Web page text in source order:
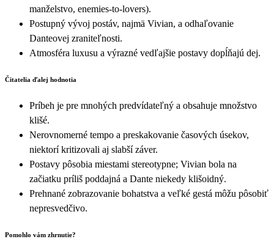
manželstvo, enemies-to-lovers).
Postupný vývoj postáv, najmä Vivian, a odhaľovanie
Danteovej zraniteľnosti.
Atmosféra luxusu a výrazné vedľajšie postavy dopĺňajú dej.
Čitatelia ďalej hodnotia
Príbeh je pre mnohých predvídateľný a obsahuje množstvo
klišé.
Nerovnomerné tempo a preskakovanie časových úsekov,
niektorí kritizovali aj slabší záver.
Postavy pôsobia miestami stereotypne; Vivian bola na
začiatku príliš poddajná a Dante niekedy klišoidný.
Prehnané zobrazovanie bohatstva a veľké gestá môžu pôsobiť
nepresvedčivo.
Pomohlo vám zhrnutie?